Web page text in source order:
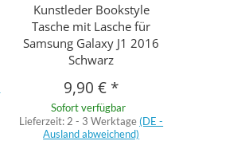
Kunstleder Bookstyle
Tasche mit Lasche für
Samsung Galaxy J1 2016
Schwarz
9,90 € *
Sofort verfügbar
Lieferzeit: 2 - 3 Werktage (DE -
Ausland abweichend)